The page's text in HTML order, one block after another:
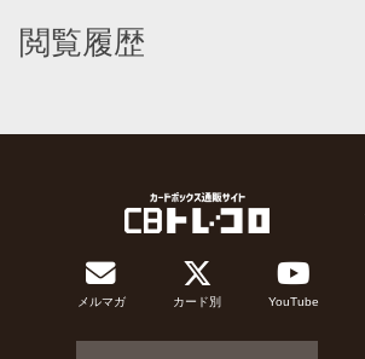
閲覧履歴
メルマガ カード別 YouTube